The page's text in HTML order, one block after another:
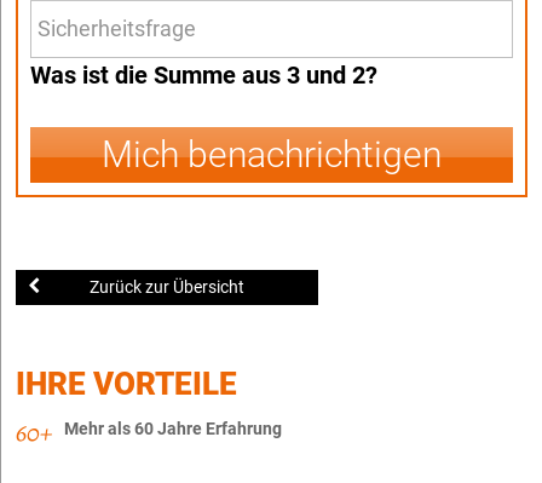
Was ist die Summe aus 3 und 2?
Mich benachrichtigen
Zurück zur Übersicht
IHRE VORTEILE
Mehr als 60 Jahre Erfahrung